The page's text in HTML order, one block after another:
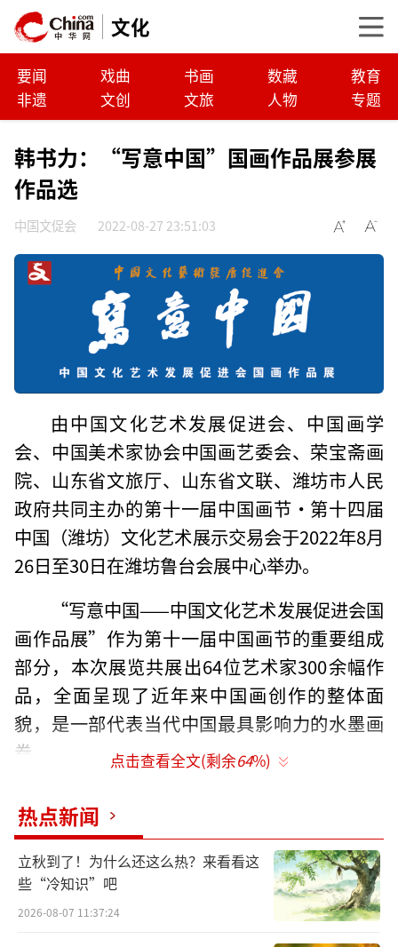
文化
要闻 戏曲 书画 数藏
教育
非遗
文创 文旅 人物 专题
韩书力：“写意中国”国画作品展参展
作品选
中国文促会 2022-08-27 23:51:03
由中国文化艺术发展促进会、中国画学
会、中国美术家协会中国画艺委会、荣宝斋画
院、山东省文旅厅、山东省文联、潍坊市人民
政府共同主办的第十一届中国画节•第十四届
中国（潍坊）文化艺术展示交易会于2022年8月
26日至30日在潍坊鲁台会展中心举办。
“写意中国——中国文化艺术发展促进会国
画作品展”作为第十一届中国画节的重要组成
部分，本次展览共展出64位艺术家300余幅作
品，全面呈现了近年来中国画创作的整体面
貌，是一部代表当代中国最具影响力的水墨画
卷。
体现了中国艺术和中华民族的精神脉络。“写
意”不仅代表一种中国传统艺术创作的精神与
样式，也作为一种深刻的文化符号根植在每个
国人的心中。“写意精神”相伴中华文化的生
成与发展几千年，成就了中华文化艺术气象恢
点击查看全文(剩余64%)
热点新闻
立秋到了！为什么还这么热？来看看这
些“冷知识”吧
2026-08-07 11:37:24